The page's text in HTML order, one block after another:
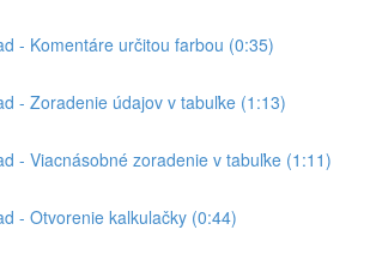
- Komentáre určitou farbou (0:35)
- Zoradenie údajov v tabuľke (1:13)
- Viacnásobné zoradenie v tabuľke (1:11)
- Otvorenie kalkulačky (0:44)